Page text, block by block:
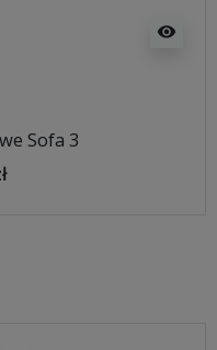
visibility
Sofa 3